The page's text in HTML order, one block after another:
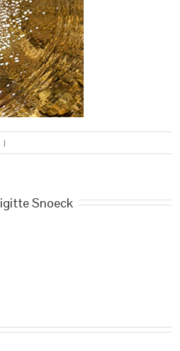
|
Snoeck